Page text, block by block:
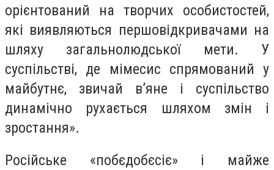
орієнтований на творчих особистостей,
які виявляються першовідкривачами на
шляху загальнолюдської мети. У
суспільстві, де мімесис спрямований у
майбутнє, звичай в’яне і суспільство
динамічно рухається шляхом змін і
зростання».
Російське «побєдобєсіє» і майже